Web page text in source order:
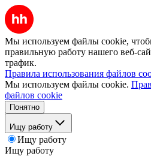
Мы используем файлы cookie,
правильную работу нашего веб-
трафик.
Правила использования файлов
Мы используем файлы cookie.
файлов cookie
Понятно
Ищу работу
Ищу работу
Ищу работу